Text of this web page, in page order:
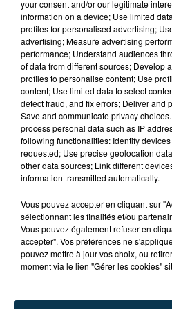
20h20
20h20
your consent and/or our legitimate
information on a device; Use limited
profiles for personalised advertising;
advertising; Measure advertising
performance; Understand audiences
of data from different sources; Develop
profiles to personalise content; Use
content; Use limited data to select
detect fraud, and fix errors; Deliver and
Save and communicate privacy
process personal data such as IP
following functionalities: Identify
requested; Use precise geolocation
other data sources; Link different
information transmitted automatically.
Vous pouvez accepter en cliquant sur
sélectionnant les finalités et/ou
Vous pouvez également refuser en
accepter". Vos préférences ne
pouvez mettre à jour vos choix, ou
moment via le lien "Gérer les cookies"